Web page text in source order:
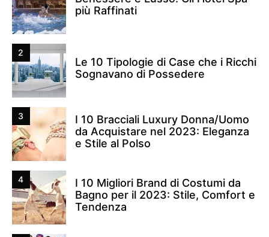
più Raffinati
2
Le 10 Tipologie di Case che i Ricchi
Sognavano di Possedere
3
I 10 Bracciali Luxury Donna/Uomo
da Acquistare nel 2023: Eleganza
e Stile al Polso
4
I 10 Migliori Brand di Costumi da
Bagno per il 2023: Stile, Comfort e
Tendenza